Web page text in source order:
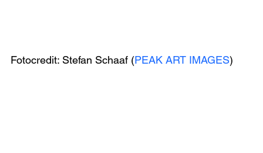
Fotocredit: Stefan Schaaf (PEAK ART IMAGES)